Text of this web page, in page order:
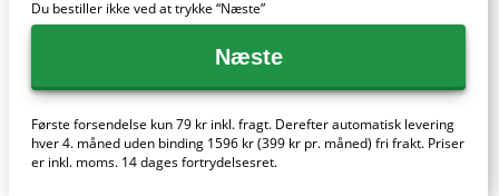
Du bestiller ikke ved at trykke “Næste”
Næste
Første forsendelse kun 79 kr inkl. fragt. Derefter automatisk levering
hver 4. måned uden binding 1596 kr (399 kr pr. måned) fri frakt. Priser
er inkl. moms. 14 dages fortrydelsesret.